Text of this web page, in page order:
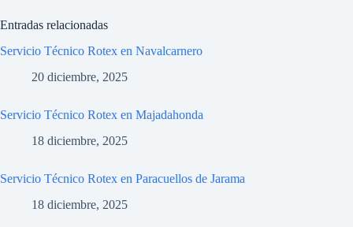
Entradas relacionadas
Servicio Técnico Rotex en Navalcarnero
20 diciembre, 2025
Servicio Técnico Rotex en Majadahonda
18 diciembre, 2025
Servicio Técnico Rotex en Paracuellos de Jarama
18 diciembre, 2025